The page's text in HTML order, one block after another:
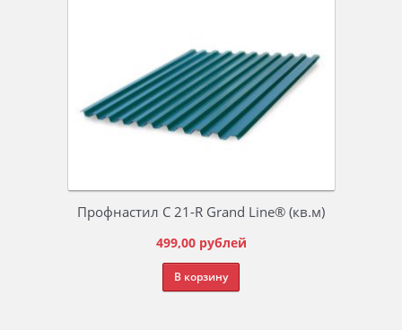
Профнастил С 21-R Grand Line® (кв.м)
499,00 рублей
В корзину